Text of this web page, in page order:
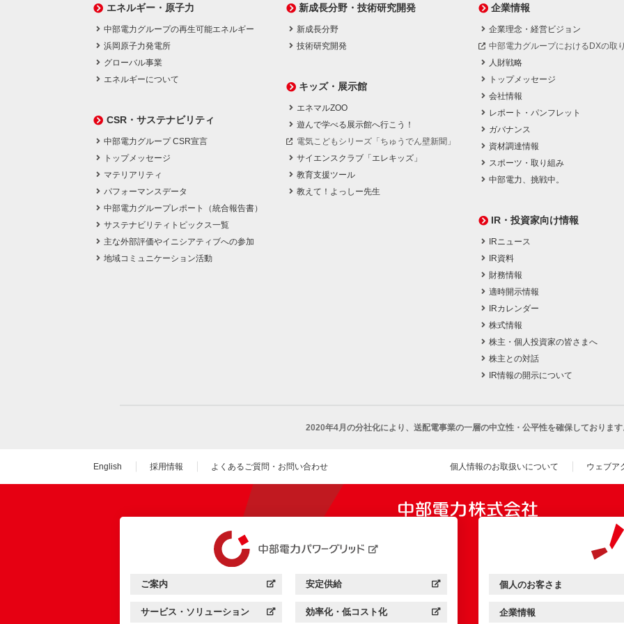
エネルギー・原子力
中部電力グループの再生可能エネルギー
浜岡原子力発電所
グローバル事業
エネルギーについて
CSR・サステナビリティ
中部電力グループ CSR宣言
トップメッセージ
マテリアリティ
パフォーマンスデータ
中部電力グループレポート（統合報告書）
サステナビリティトピックス一覧
主な外部評価やイニシアティブへの参加
地域コミュニケーション活動
新成長分野・技術研究開発
新成長分野
技術研究開発
キッズ・展示館
エネマルZOO
遊んで学べる展示館へ行こう！
電気こどもシリーズ「ちゅうでん壁新聞」
サイエンスクラブ「エレキッズ」
教育支援ツール
教えて！よっしー先生
企業情報
企業理念・経営ビジョン
中部電力グループにおけるDXの取
人財戦略
トップメッセージ
会社情報
レポート・パンフレット
ガバナンス
資材調達情報
スポーツ・取り組み
中部電力、挑戦中。
IR・投資家向け情報
IRニュース
IR資料
財務情報
適時開示情報
IRカレンダー
株式情報
株主・個人投資家の皆さまへ
株主との対話
IR情報の開示について
2020年4月の分社化により、 送配電事業の一層の中立性・公平性を確保しております
English 採用情報 よくあるご質問・お問い合わせ 個人情報のお取扱いについて ウェブア
中部電力パワーグリッド：
ご案内
（新しいウィンドウを開きます） 中部電力パワーグリッド：
安定供給
（新しいウィンドウを開きます）
中部電力パワーグリッド：
サービス・ソリューション
（新しいウィンドウを開きます） 中部電力パワーグリッド：
効率化・低コスト化
（新しいウィンドウを開きます）
中部電力ミライズ：
個人のお客さま
（新しいウィンドウを開きま
中部電力ミライズ：
企業情報
（新しいウィンドウを開きま